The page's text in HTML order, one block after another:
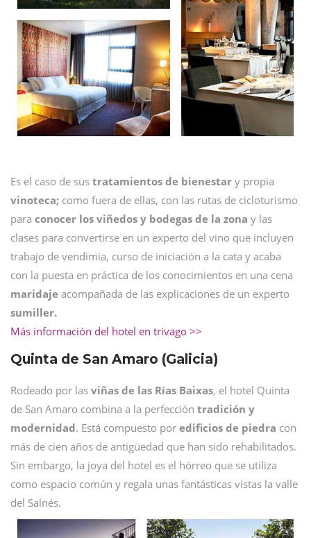
Es el caso de sus tratamientos de bienestar y propia
vinoteca; como fuera de ellas, con las rutas de cicloturismo
para conocer los viñedos y bodegas de la zona y las
clases para convertirse en un experto del vino que incluyen
trabajo de vendimia, curso de iniciación a la cata y acaba
con la puesta en práctica de los conocimientos en una cena
maridaje acompañada de las explicaciones de un experto
sumiller.
Más información del hotel en trivago >>
Quinta de San Amaro (Galicia)
Rodeado por las viñas de las Rías Baixas, el hotel Quinta
de San Amaro combina a la perfección tradición y
modernidad. Está compuesto por edificios de piedra con
más de cien años de antigüedad que han sido rehabilitados.
Sin embargo, la joya del hotel es el hórreo que se utiliza
como espacio común y regala unas fantásticas vistas la valle
del Salnés.